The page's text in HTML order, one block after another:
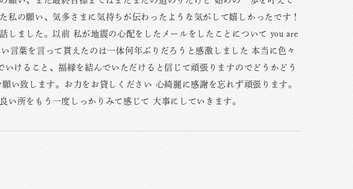
私の願い、気多さまに気持ちが伝わったような気がして嬉しかったです！
しました。以前 私が地震の心配をしたメールをしたことについて you are
言葉を言って貰えたのは一体何年ぶりだろうと感激しました 本当に色々
けること、福縁を結んでいただけると信じて頑張りますのでどうかどう
い致します。お力をお貸しください 心綺麗に感謝を忘れず頑張ります。
所をもう一度しっかりみて感じて 大事にしていきます。